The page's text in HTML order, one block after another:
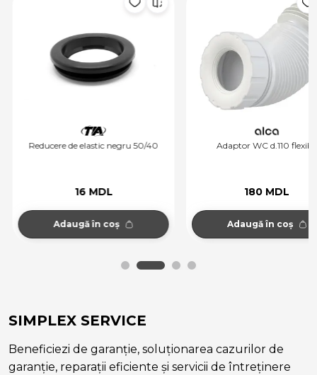
Reducere de elastic negru 50/40
16 MDL
Adaugă în coș
Adaptor WC d.110 flexibil
180 MDL
Adaugă în coș
SIMPLEX SERVICE
Beneficiezi de garanție, soluționarea cazurilor de
garanție, reparații eficiente și servicii de întreținere